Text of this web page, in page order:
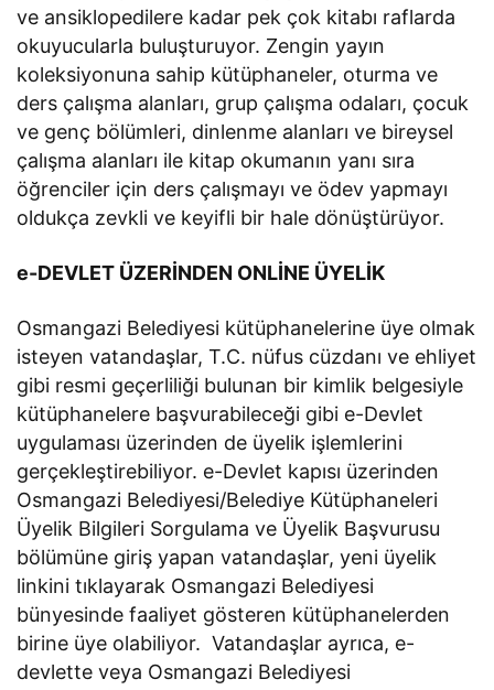
ve ansiklopedilere kadar pek çok kitabı raflarda
okuyucularla buluşturuyor. Zengin yayın
koleksiyonuna sahip kütüphaneler, oturma ve
ders çalışma alanları, grup çalışma odaları, çocuk
ve genç bölümleri, dinlenme alanları ve bireysel
çalışma alanları ile kitap okumanın yanı sıra
öğrenciler için ders çalışmayı ve ödev yapmayı
oldukça zevkli ve keyifli bir hale dönüştürüyor.
e-DEVLET ÜZERİNDEN ONLİNE ÜYELİK
Osmangazi Belediyesi kütüphanelerine üye olmak
isteyen vatandaşlar, T.C. nüfus cüzdanı ve ehliyet
gibi resmi geçerliliği bulunan bir kimlik belgesiyle
kütüphanelere başvurabileceği gibi e-Devlet
uygulaması üzerinden de üyelik işlemlerini
gerçekleştirebiliyor. e-Devlet kapısı üzerinden
Osmangazi Belediyesi/Belediye Kütüphaneleri
Üyelik Bilgileri Sorgulama ve Üyelik Başvurusu
bölümüne giriş yapan vatandaşlar, yeni üyelik
linkini tıklayarak Osmangazi Belediyesi
bünyesinde faaliyet gösteren kütüphanelerden
birine üye olabiliyor. Vatandaşlar ayrıca, e-
devlette veya Osmangazi Belediyesi